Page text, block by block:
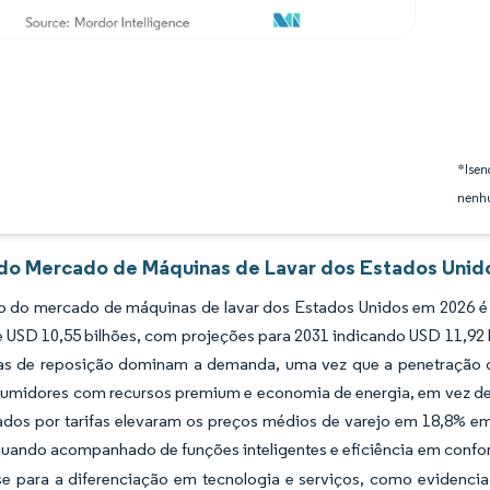
Mercado de Máquinas de Lavar dos Estados
do mercado de máquinas de lavar dos Estados Unidos em 2026
USD 10,55 bilhões, com projeções para 2031 indicando USD
de reposição dominam a demanda, uma vez que a
com recursos premium e economia de energia, em vez
por tarifas elevaram os preços médios de varejo em 18,8%
acompanhado de funções inteligentes e eficiência em
para a diferenciação em tecnologia e serviços, como